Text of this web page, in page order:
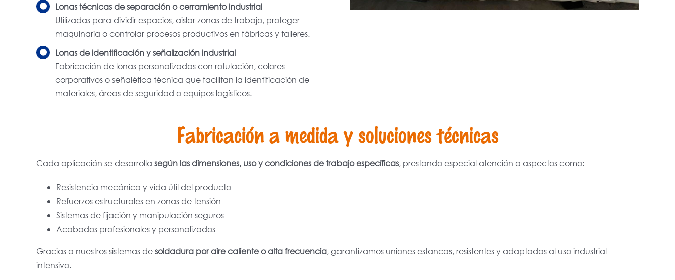
Lonas técnicas de separación o cerramiento industrial
Utilizadas para dividir espacios, aislar zonas de trabajo, proteger
maquinaria o controlar procesos productivos en fábricas y talleres.
Lonas de identificación y señalización industrial
Fabricación de lonas personalizadas con rotulación, colores
corporativos o señalética técnica que facilitan la identificación de
materiales, áreas de seguridad o equipos logísticos.
Fabricación a medida y soluciones técnicas
Cada aplicación se desarrolla según las dimensiones, uso y condiciones de trabajo específicas, prestando especial atención a aspectos como:
Resistencia mecánica y vida útil del producto
Refuerzos estructurales en zonas de tensión
Sistemas de fijación y manipulación seguros
Acabados profesionales y personalizados
Gracias a nuestros sistemas desoldadura por aire caliente o alta frecuencia, garantizamos uniones estancas, resistentes y adaptadas al uso industrial
intensivo.